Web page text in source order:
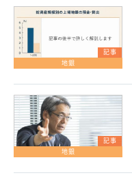
記事
地銀
記事
地銀